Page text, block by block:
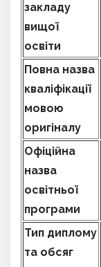
закладу
вищої
освіти
Повна назва
кваліфікації
мовою
оригіналу
Офіційна
назва
освітньої
програми
Тип диплому
та обсяг